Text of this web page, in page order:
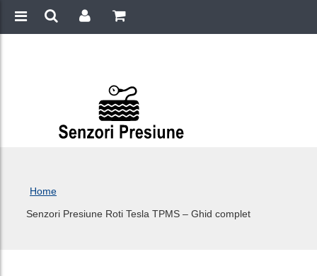
Home
Senzori Presiune Roti Tesla TPMS – Ghid complet